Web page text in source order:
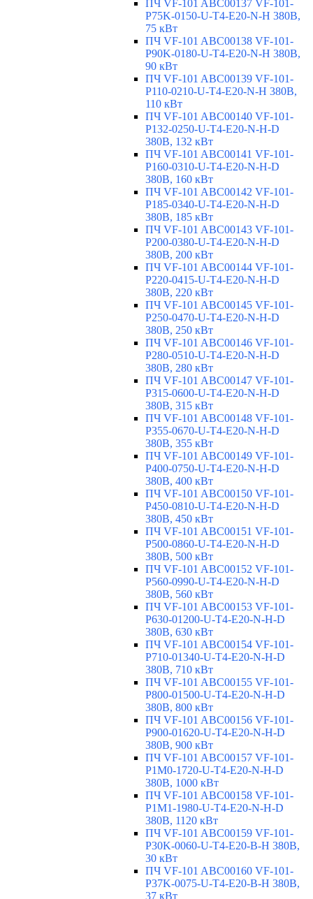
ПЧ VF-101 ABC00137 VF-101-
P75K-0150-U-T4-E20-N-H 380В,
75 кВт
ПЧ VF-101 ABC00138 VF-101-
P90K-0180-U-T4-E20-N-H 380В,
90 кВт
ПЧ VF-101 ABC00139 VF-101-
P110-0210-U-T4-E20-N-H 380В,
110 кВт
ПЧ VF-101 ABC00140 VF-101-
P132-0250-U-T4-E20-N-H-D
380В, 132 кВт
ПЧ VF-101 ABC00141 VF-101-
P160-0310-U-T4-E20-N-H-D
380В, 160 кВт
ПЧ VF-101 ABC00142 VF-101-
P185-0340-U-T4-E20-N-H-D
380В, 185 кВт
ПЧ VF-101 ABC00143 VF-101-
P200-0380-U-T4-E20-N-H-D
380В, 200 кВт
ПЧ VF-101 ABC00144 VF-101-
P220-0415-U-T4-E20-N-H-D
380В, 220 кВт
ПЧ VF-101 ABC00145 VF-101-
P250-0470-U-T4-E20-N-H-D
380В, 250 кВт
ПЧ VF-101 ABC00146 VF-101-
P280-0510-U-T4-E20-N-H-D
380В, 280 кВт
ПЧ VF-101 ABC00147 VF-101-
P315-0600-U-T4-E20-N-H-D
380В, 315 кВт
ПЧ VF-101 ABC00148 VF-101-
P355-0670-U-T4-E20-N-H-D
380В, 355 кВт
ПЧ VF-101 ABC00149 VF-101-
P400-0750-U-T4-E20-N-H-D
380В, 400 кВт
ПЧ VF-101 ABC00150 VF-101-
P450-0810-U-T4-E20-N-H-D
380В, 450 кВт
ПЧ VF-101 ABC00151 VF-101-
P500-0860-U-T4-E20-N-H-D
380В, 500 кВт
ПЧ VF-101 ABC00152 VF-101-
P560-0990-U-T4-E20-N-H-D
380В, 560 кВт
ПЧ VF-101 ABC00153 VF-101-
P630-01200-U-T4-E20-N-H-D
380В, 630 кВт
ПЧ VF-101 ABC00154 VF-101-
P710-01340-U-T4-E20-N-H-D
380В, 710 кВт
ПЧ VF-101 ABC00155 VF-101-
P800-01500-U-T4-E20-N-H-D
380В, 800 кВт
ПЧ VF-101 ABC00156 VF-101-
P900-01620-U-T4-E20-N-H-D
380В, 900 кВт
ПЧ VF-101 ABC00157 VF-101-
P1M0-1720-U-T4-E20-N-H-D
380В, 1000 кВт
ПЧ VF-101 ABC00158 VF-101-
P1M1-1980-U-T4-E20-N-H-D
380В, 1120 кВт
ПЧ VF-101 ABC00159 VF-101-
P30K-0060-U-T4-E20-B-H 380В,
30 кВт
ПЧ VF-101 ABC00160 VF-101-
P37K-0075-U-T4-E20-B-H 380В,
37 кВт